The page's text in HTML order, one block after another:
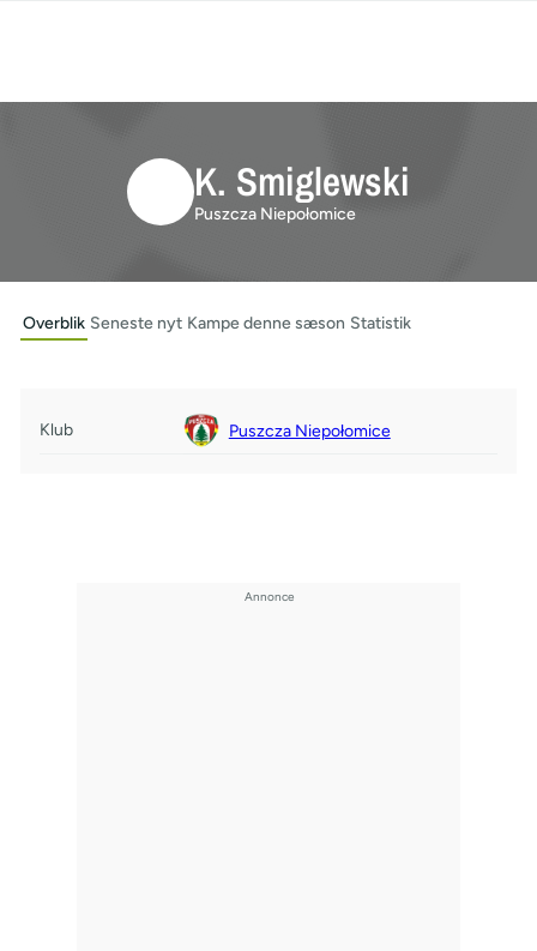
K. Smiglewski
Puszcza Niepołomice
Overblik Seneste nyt Kampe denne sæson Statistik
Klub Puszcza Niepołomice